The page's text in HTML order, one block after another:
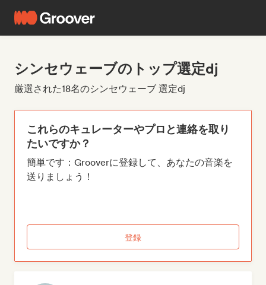
シンセウェーブのトップ選定dj
厳選された18名のシンセウェーブ 選定dj
これらのキュレーターやプロと連絡を取り
たいですか？
簡単です：Grooverに登録して、あなたの音楽を
送りましょう！
登録